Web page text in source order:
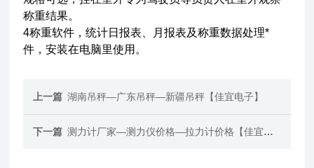
称重结果。
4称重软件，统计日报表、月报表及称重数据处理*
件，安装在电脑里使用。
上一篇 湖南吊秤—广东吊秤—新疆吊秤【佳宜电子】
下一篇 测力计厂家—测力仪价格—拉力计价格【佳宜电子】